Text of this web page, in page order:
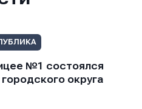
№1 состоялся
округа